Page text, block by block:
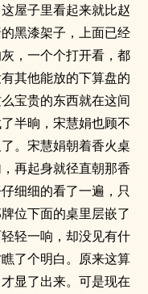
屋子里看起来就比赵
黑漆架子，上面已经
，一个个打开看，都
其他能放的下算盘的
宝贵的东西就在这间
半晌，宋慧娟也顾不
。宋慧娟朝着香火桌
再起身就径直朝那香
细细的看了一遍，只
位下面的桌里层嵌了
轻一响，却没见有什
了个明白。原来这算
显了出来。可是现在